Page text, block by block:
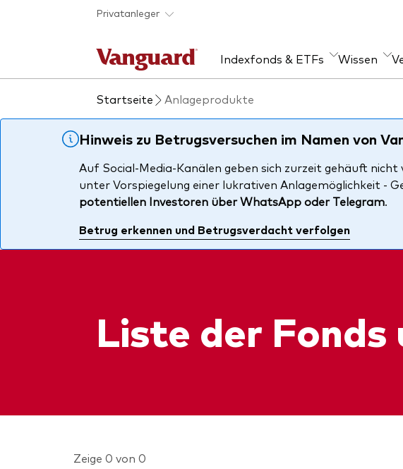
Skip to main content
Privatanleger
Indexfonds & ETFs
Produkte handeln
Anbieterliste
Produkte im Überblick
Produktliste
ETFs
Indexfonds
Aktien
Multi-Asset
Wissen
Aktuelles
ETF-Wissen
Unsere
Über uns
Unsere Mission
Sicherheit
Kontakt
Startseite Anlageprodukte
Hinweis zu Betrugsversuchen im Namen von
Auf Social-Media-Kanälen geben sich zurzeit gehäuft
unter Vorspiegelung einer lukrativen Anlagemöglichkeit -
potentiellen Investoren über WhatsApp oder Telegram.
Betrug erkennen und Betrugsverdacht verfolgen
Liste der Fonds
Zeige 0 von 0